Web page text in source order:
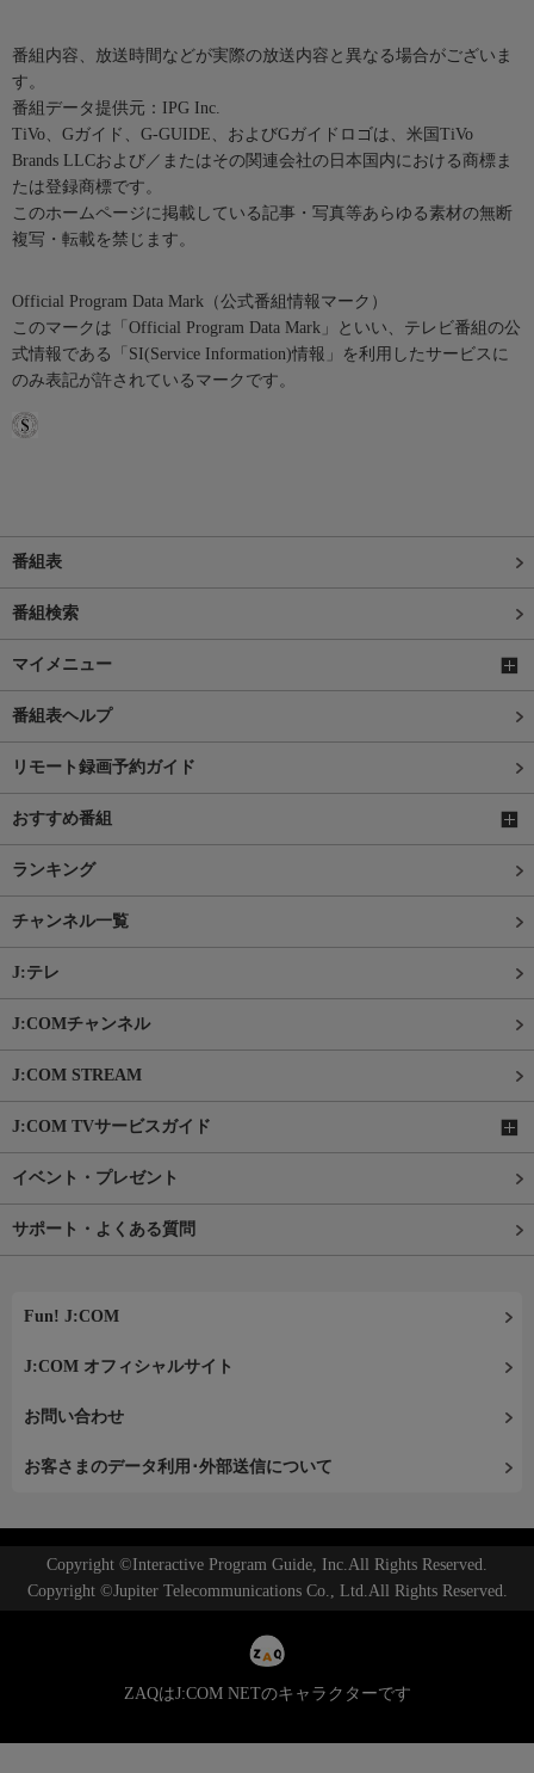
番組内容、放送時間などが実際の放送内容と異なる場合がございま
す。
番組データ提供元：IPG Inc.
TiVo、Gガイド、G-GUIDE、およびGガイドロゴは、米国TiVo
Brands LLCおよび／またはその関連会社の日本国内における商標ま
たは登録商標です。
このホームページに掲載している記事・写真等あらゆる素材の無断
複写・転載を禁じます。
Official Program Data Mark（公式番組情報マーク）
このマークは「Official Program Data Mark」といい、テレビ番組の公
式情報である「SI(Service Information)情報」を利用したサービスに
のみ表記が許されているマークです。
番組表
番組検索
マイメニュー
番組表ヘルプ
リモート録画予約ガイド
おすすめ番組
ランキング
チャンネル一覧
J:テレ
J:COMチャンネル
J:COM STREAM
J:COM TVサービスガイド
イベント・プレゼント
サポート・よくある質問
Fun! J:COM
J:COM オフィシャルサイト
お問い合わせ
お客さまのデータ利用･外部送信について
Copyright ©Interactive Program Guide, Inc.All Rights Reserved.
Copyright ©Jupiter Telecommunications Co., Ltd.All Rights Reserved.
ZAQはJ:COM NETのキャラクターです